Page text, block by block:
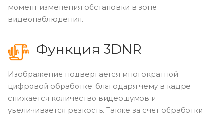
момент изменения обстановки в зоне
видеонаблюдения.
Функция 3DNR
Изображение подвергается многократной
цифровой обработке, благодаря чему в кадре
снижается количество видеошумов и
увеличивается резкость. Также за счет обработки